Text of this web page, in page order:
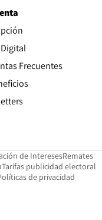
Frecuentes
new window
de InteresesOpens in
Remates
Opens in new window
Tarifas publicidad electoral
de privacidad